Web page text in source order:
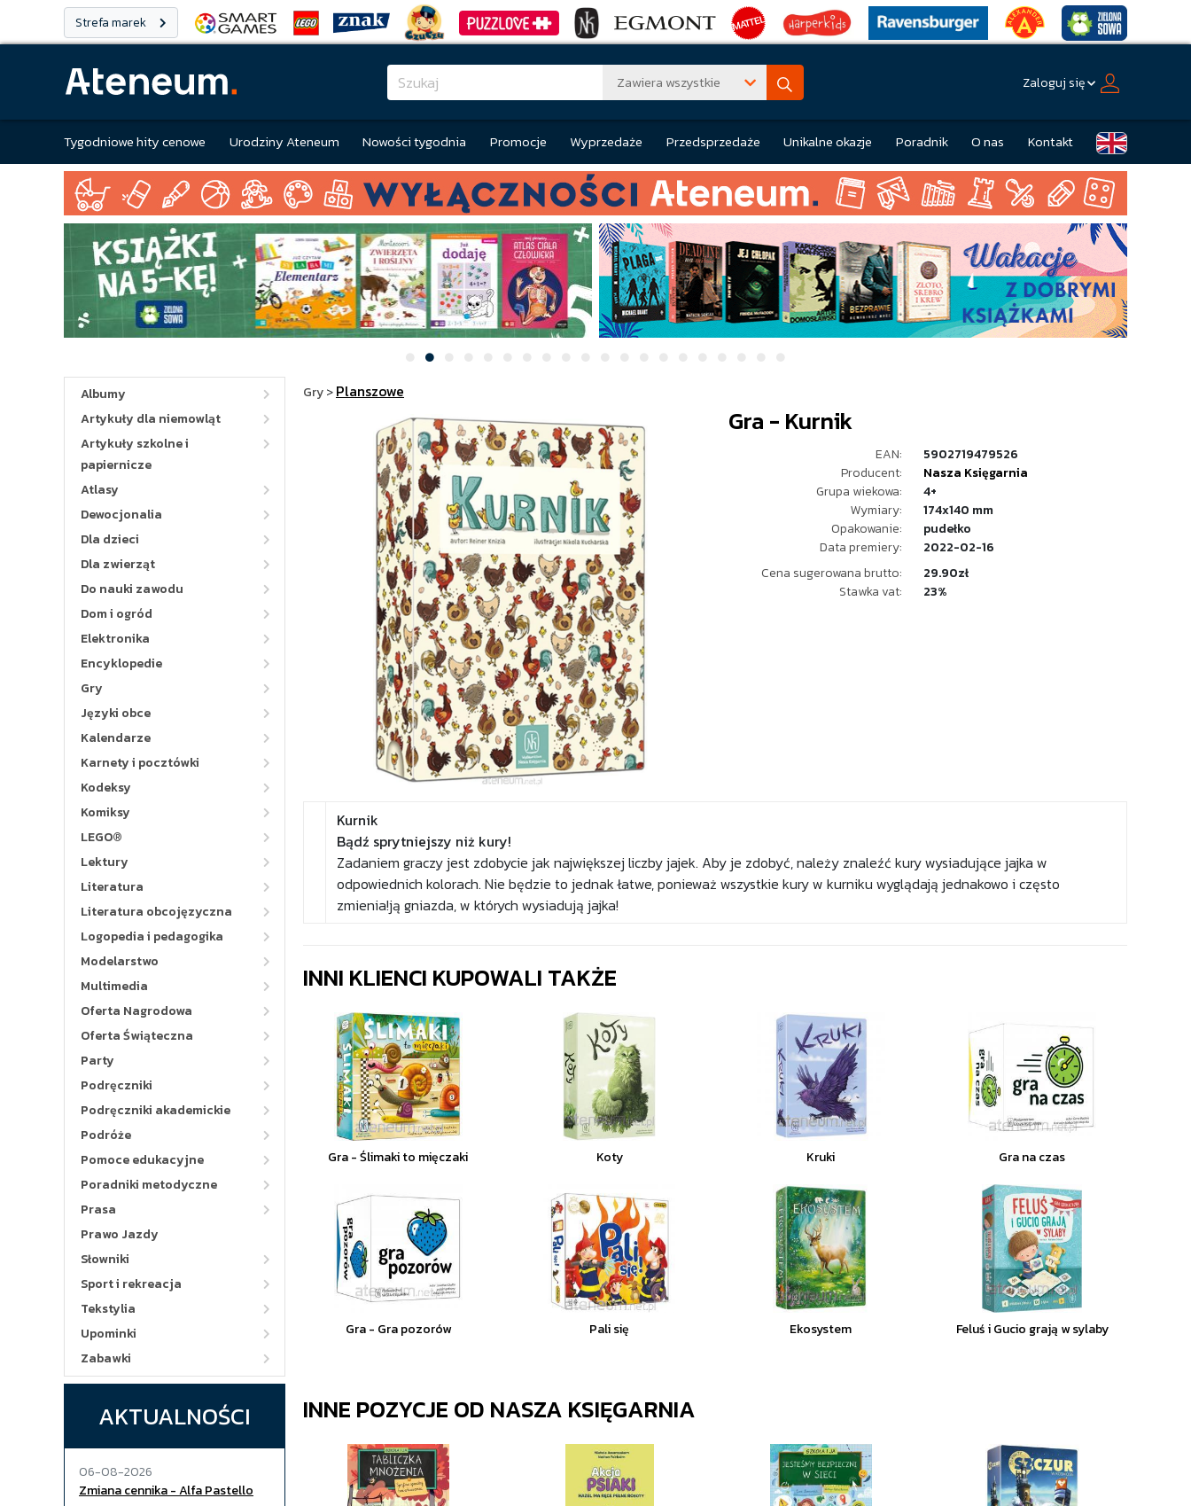
Strefa marek
Zawiera wszystkie Zaloguj się
Tygodniowe hity cenowe Urodziny Ateneum Nowości tygodnia Promocje Wyprzedaże Przedsprzedaże Unikalne okazje Poradnik O nas Kontakt
Albumy
Artykuły dla niemowląt
Artykuły szkolne i
papiernicze
Atlasy
Dewocjonalia
Dla dzieci
Dla zwierząt
Do nauki zawodu
Dom i ogród
Elektronika
Encyklopedie
Gry
Języki obce
Kalendarze
Karnety i pocztówki
Kodeksy
Komiksy
LEGO®
Lektury
Literatura
Literatura obcojęzyczna
Logopedia i pedagogika
Modelarstwo
Multimedia
Oferta Nagrodowa
Oferta Świąteczna
Party
Podręczniki
Podręczniki akademickie
Podróże
Pomoce edukacyjne
Poradniki metodyczne
Prasa
Prawo Jazdy
Słowniki
Sport i rekreacja
Tekstylia
Upominki
Zabawki
AKTUALNOŚCI
06-08-2026
Zmiana cennika - Alfa Pastello
Gry>Planszowe
Gra - Kurnik
EAN:
5902719479526
Producent:
Nasza Księgarnia
Grupa wiekowa:
4+
Wymiary:
174x140 mm
Opakowanie:
pudełko
Data premiery:
2022-02-16
Cena sugerowana brutto:
29.90zł
Stawka vat:
23%
Kurnik
Bądź sprytniejszy niż kury!
Zadaniem graczy jest zdobycie jak największej liczby jajek. Aby je zdobyć, należy znaleźć kury wysiadujące jajka w
odpowiednich kolorach. Nie będzie to jednak łatwe, ponieważ wszystkie kury w kurniku wyglądają jednakowo i często
zmienia!ją gniazda, w których wysiadują jajka!
INNI KLIENCI KUPOWALI TAKŻE
Gra - Ślimaki to mięczaki Koty Kruki Gra na czas
Gra - Gra pozorów Pali się Ekosystem Feluś i Gucio grają w sylaby
INNE POZYCJE OD NASZA KSIĘGARNIA